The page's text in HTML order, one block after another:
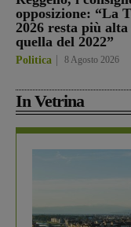
opposizione: “La
2026 resta più
quella del 2022”
Politica 8 Agosto 2026
In Vetrina